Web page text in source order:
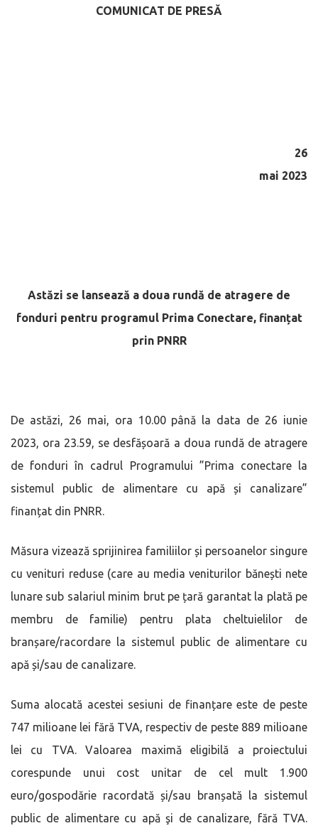
COMUNICAT DE PRESĂ
26
mai 2023
Astăzi se lansează a doua rundă de atragere de
fonduri pentru programul Prima Conectare, finanțat
prin PNRR
De astăzi, 26 mai, ora 10.00 până la data de 26 iunie
2023, ora 23.59, se desfășoară a doua rundă de atragere
de fonduri în cadrul Programului ”Prima conectare la
sistemul public de alimentare cu apă și canalizare”
finanțat din PNRR.
Măsura vizează sprijinirea familiilor și persoanelor singure
cu venituri reduse (care au media veniturilor bănești nete
lunare sub salariul minim brut pe țară garantat la plată pe
membru de familie) pentru plata cheltuielilor de
branșare/racordare la sistemul public de alimentare cu
apă și/sau de canalizare.
Suma alocată acestei sesiuni de finanțare este de peste
747 milioane lei fără TVA, respectiv de peste 889 milioane
lei cu TVA. Valoarea maximă eligibilă a proiectului
corespunde unui cost unitar de cel mult 1.900
euro/gospodărie racordată și/sau branșată la sistemul
public de alimentare cu apă şi de canalizare, fără TVA.